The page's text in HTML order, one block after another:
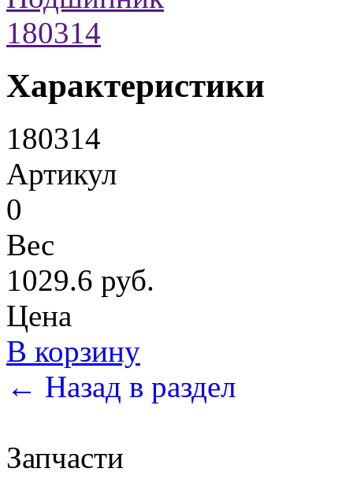
Характеристики
180314
Артикул
0
Вес
1029.6 руб.
Цена
В корзину
← Назад в раздел
Запчасти